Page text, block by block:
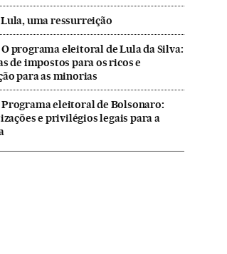
Lula, uma ressurreição
O programa eleitoral de Lula da Silva:
de impostos para os ricos e
para as minorias
Programa eleitoral de Bolsonaro:
e privilégios legais para a